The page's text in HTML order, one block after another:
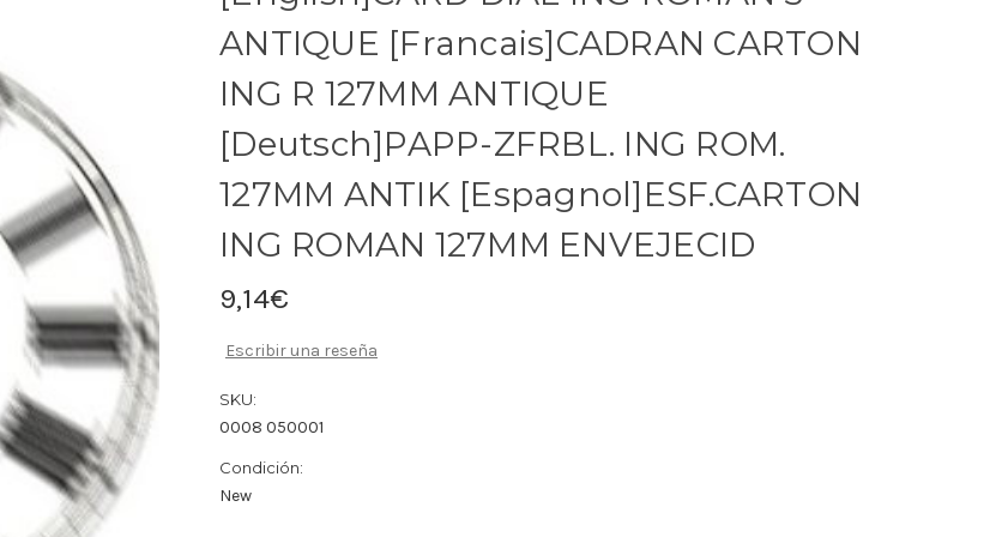
ANTIQUE [Francais]CADRAN CARTON
ING R 127MM ANTIQUE
[Deutsch]PAPP-ZFRBL. ING ROM.
127MM ANTIK [Espagnol]ESF.CARTON
ING ROMAN 127MM ENVEJECID
9,14€
Escribir una reseña
SKU:
0008 050001
Condición:
New